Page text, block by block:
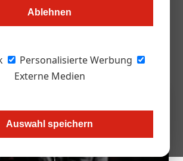
Ablehnen
Personalisierte Werbung
Externe Medien
Auswahl speichern
und Visitenkarte für Betriebe.